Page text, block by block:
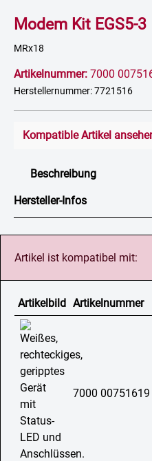
Modem Kit EGS5-3
MRx18
Artikelnummer: 7000
Herstellernummer: 7721516
Kompatible Artikel
Beschreibung
Hersteller-Infos
Artikel ist kompatibel mit:
Artikelbild Artikelnummer
7000 00751619